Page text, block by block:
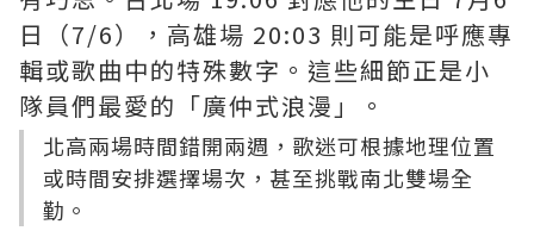
日（7/6），高雄場 20:03 則可能是呼應專
輯或歌曲中的特殊數字。這些細節正是小
隊員們最愛的「廣仲式浪漫」。
北高兩場時間錯開兩週，歌迷可根據地理位置
或時間安排選擇場次，甚至挑戰南北雙場全
勤。